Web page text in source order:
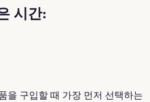
시간:
을 구입할 때 가장 먼저 선택하는